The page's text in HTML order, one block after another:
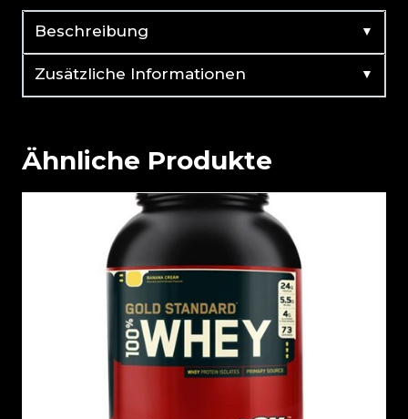
Beschreibung ▼
Zusätzliche Informationen ▼
Ähnliche Produkte